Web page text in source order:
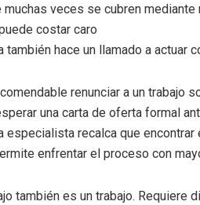
muchas veces se cubren mediante
costar caro
también hace un llamado a actuar
renunciar a un trabajo
una carta de oferta formal
especialista recalca que
enfrentar el proceso con
también es un trabajo. Requiere